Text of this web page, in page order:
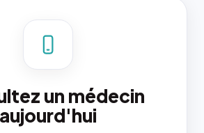
un médecin
aujourd'hui